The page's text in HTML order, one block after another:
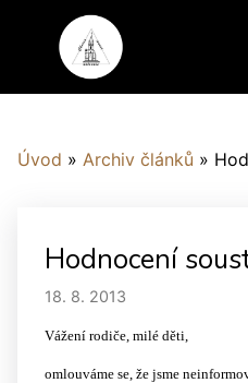
Úvod » Archiv článků »
Hodnocení
18. 8. 2013
Vážení rodiče, milé děti,
omlouváme se, že jsme